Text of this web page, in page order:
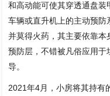
和高动能可使其穿透通盘
车辆或直升机上的主动预
并莫得火药，其主要依靠本
预防层，不错被凡俗应用
导。
2021年4月，小房将其持有